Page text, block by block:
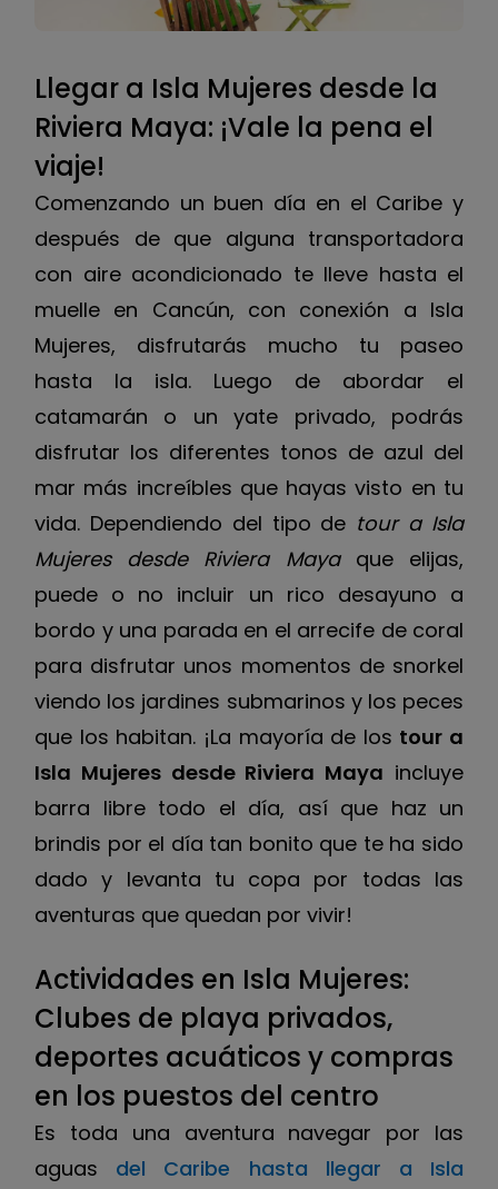
Llegar a Isla Mujeres desde la
Riviera Maya: ¡Vale la pena el
viaje!
Comenzando un buen día en el Caribe y
después de que alguna transportadora
con aire acondicionado te lleve hasta el
muelle en Cancún, con conexión a Isla
Mujeres, disfrutarás mucho tu paseo
hasta la isla. Luego de abordar el
catamarán o un yate privado, podrás
disfrutar los diferentes tonos de azul del
mar más increíbles que hayas visto en tu
vida. Dependiendo del tipo de tour a Isla
Mujeres desde Riviera Maya que elijas,
puede o no incluir un rico desayuno a
bordo y una parada en el arrecife de coral
para disfrutar unos momentos de snorkel
viendo los jardines submarinos y los peces
que los habitan. ¡La mayoría de los tour a
Isla Mujeres desde Riviera Maya incluye
barra libre todo el día, así que haz un
brindis por el día tan bonito que te ha sido
dado y levanta tu copa por todas las
aventuras que quedan por vivir!
Actividades en Isla Mujeres:
Clubes de playa privados,
deportes acuáticos y compras
en los puestos del centro
Es toda una aventura navegar por las
aguas del Caribe hasta llegar a Isla